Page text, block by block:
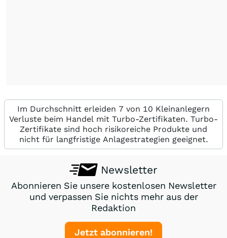
Im Durchschnitt erleiden 7 von 10 Kleinanlegern
Verluste beim Handel mit Turbo-Zertifikaten. Turbo-
Zertifikate sind hoch risikoreiche Produkte und
nicht für langfristige Anlagestrategien geeignet.
Newsletter
Abonnieren Sie unsere kostenlosen Newsletter
und verpassen Sie nichts mehr aus der
Redaktion
Jetzt abonnieren!